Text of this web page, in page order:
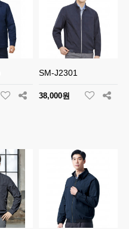
SM-J2301
38,000원